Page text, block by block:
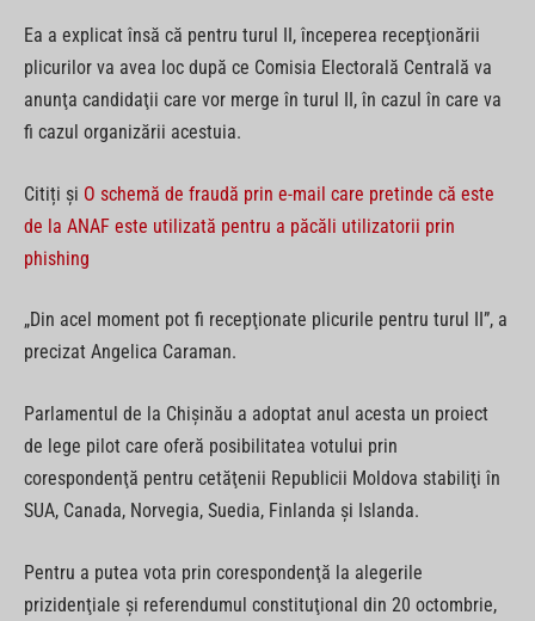
Ea a explicat însă că pentru turul II, începerea recepţionării
plicurilor va avea loc după ce Comisia Electorală Centrală va
anunţa candidaţii care vor merge în turul II, în cazul în care va
fi cazul organizării acestuia.
Citiți și O schemă de fraudă prin e-mail care pretinde că este
de la ANAF este utilizată pentru a păcăli utilizatorii prin
phishing
„Din acel moment pot fi recepţionate plicurile pentru turul II”, a
precizat Angelica Caraman.
Parlamentul de la Chişinău a adoptat anul acesta un proiect
de lege pilot care oferă posibilitatea votului prin
corespondenţă pentru cetăţenii Republicii Moldova stabiliţi în
SUA, Canada, Norvegia, Suedia, Finlanda şi Islanda.
Pentru a putea vota prin corespondenţă la alegerile
prizidenţiale şi referendumul constituţional din 20 octombrie,